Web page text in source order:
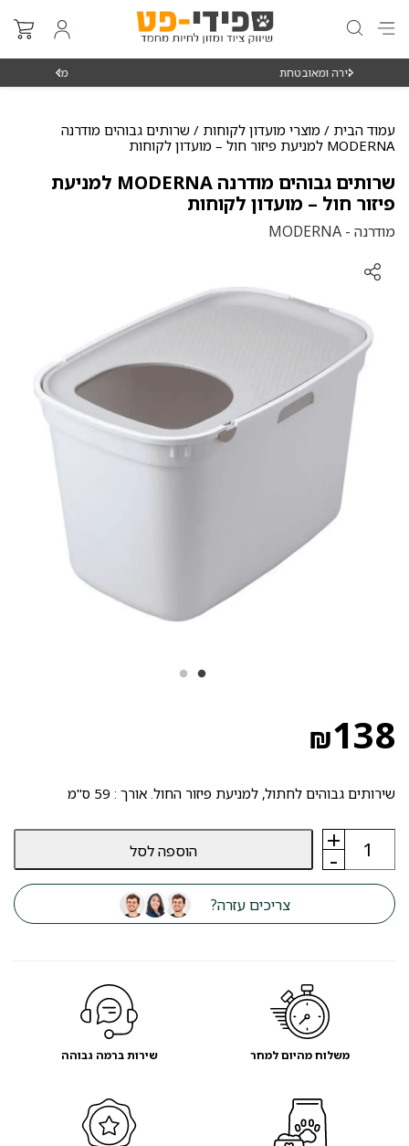
עמוד הבית / מוצרי מועדון לקוחות / שרותים גבוהים מודרנה
MODERNA למניעת פיזור חול – מועדון לקוחות
שרותים גבוהים מודרנה MODERNA למניעת
פיזור חול – מועדון לקוחות
מודרנה - MODERNA
₪138
שירותים גבוהים לחתול, למניעת פיזור החול. אורך : 59 ס"מ
-
כמות
שרותים
גבוהים
מודרנה
MODERNA
למניעת
+ הוספה לסל
צריכים עזרה?
משלוח מהיום למחר שירות ברמה גבוהה